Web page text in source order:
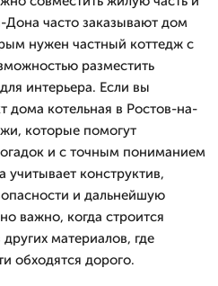
часто заказывают дом
нужен частный коттедж с
разместить
интерьера. Если вы
дома котельная в Ростов-на-
которые помогут
и с точным пониманием
конструктив,
и дальнейшую
важно, когда строится
материалов, где
обходятся дорого.